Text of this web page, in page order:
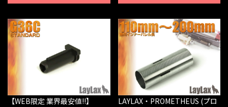
【WEB限定 業界最安値!!】
LAYLAX・PROMETHEUS (プロ